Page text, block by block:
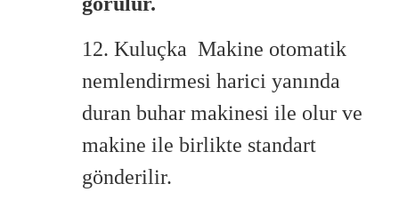
12. Kuluçka Makine otomatik
nemlendirmesi harici yanında
duran buhar makinesi ile olur ve
makine ile birlikte standart
gönderilir.